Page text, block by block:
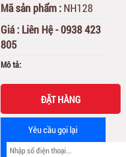
Mã sản phẩm : NH128
Giá : Liên Hệ - 0938 423
805
Mô tả:
ĐẶT HÀNG
Yêu cầu gọi lại